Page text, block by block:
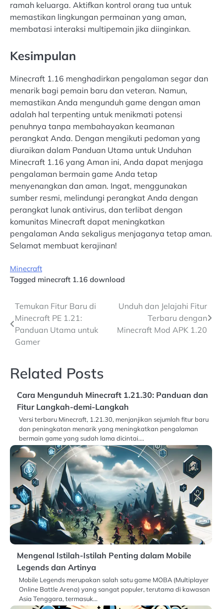
ramah keluarga. Aktifkan kontrol orang tua untuk
memastikan lingkungan permainan yang aman,
membatasi interaksi multipemain jika diinginkan.
Kesimpulan
Minecraft 1.16 menghadirkan pengalaman segar dan
menarik bagi pemain baru dan veteran. Namun,
memastikan Anda mengunduh game dengan aman
adalah hal terpenting untuk menikmati potensi
penuhnya tanpa membahayakan keamanan
perangkat Anda. Dengan mengikuti pedoman yang
diuraikan dalam Panduan Utama untuk Unduhan
Minecraft 1.16 yang Aman ini, Anda dapat menjaga
pengalaman bermain game Anda tetap
menyenangkan dan aman. Ingat, menggunakan
sumber resmi, melindungi perangkat Anda dengan
perangkat lunak antivirus, dan terlibat dengan
komunitas Minecraft dapat meningkatkan
pengalaman Anda sekaligus menjaganya tetap aman.
Selamat membuat kerajinan!
Minecraft
Tagged minecraft 1.16 download
Post
navigation
Temukan Fitur Baru di
Minecraft PE 1.21:
Panduan Utama untuk
Gamer
Unduh dan Jelajahi Fitur
Terbaru dengan
Minecraft Mod APK 1.20
Related Posts
Cara Mengunduh Minecraft 1.21.30: Panduan dan
Fitur Langkah-demi-Langkah
Versi terbaru Minecraft, 1.21.30, menjanjikan sejumlah fitur baru
dan peningkatan menarik yang meningkatkan pengalaman
bermain game yang sudah lama dicintai.…
Mengenal Istilah-Istilah Penting dalam Mobile
Legends dan Artinya
Mobile Legends merupakan salah satu game MOBA (Multiplayer
Online Battle Arena) yang sangat populer, terutama di kawasan
Asia Tenggara, termasuk…